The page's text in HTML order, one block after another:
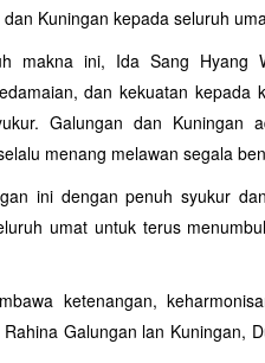
Kuningan kepada seluruh
makna ini, Ida Sang Hyang
dan kekuatan
Galungan dan Kuningan
menang melawan segala
ini dengan penuh syukur
umat untuk terus
ketenangan,
Galungan lan Kuningan,